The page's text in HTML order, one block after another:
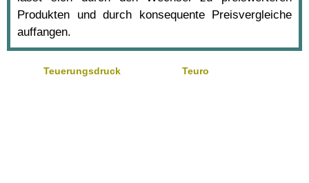
Produkten und durch konsequente Preisvergleiche
auffangen.
Teuerungsdruck Teuro